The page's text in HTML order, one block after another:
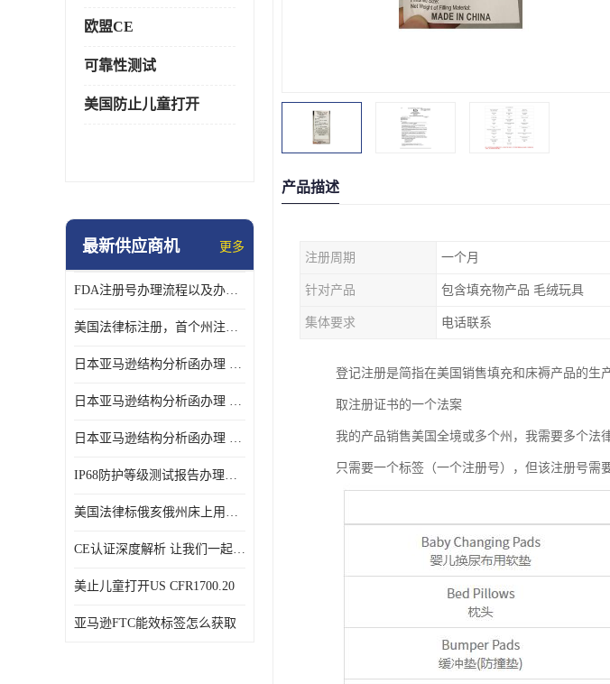
欧盟CE
可靠性测试
美国防止儿童打开
最新供应商机 更多
FDA注册号办理流程以及办理周期是多久
美国法律标注册，首个州注册该如何选择
日本亚马逊结构分析函办理 日本亚马逊 电饭煲
日本亚马逊结构分析函办理 日本亚马逊 热水壶等；
日本亚马逊结构分析函办理 日本亚马逊 果汁搅拌机
IP68防护等级测试报告办理标准要求
美国法律标俄亥俄州床上用品许可证讲解！
CE认证深度解析 让我们一起来认识CE认证
美止儿童打开US CFR1700.20
亚马逊FTC能效标签怎么获取
产品描述
注册周期 一个月
针对产品 包含填充物产品 毛绒玩具
集体要求 电话联系
登记注册是简指在美国销售填充和床褥产品的生
取注册证书的一个法案
我的产品销售美国全境或多个州，我需要多个法
只需要一个标签（一个注册号），但该注册号需